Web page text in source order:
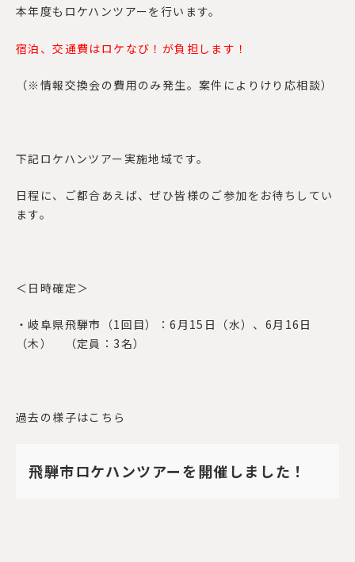
本年度もロケハンツアーを行います。
宿泊、交通費はロケなび！が負担します！
（※情報交換会の費用のみ発生。案件によりけり応相談）
下記ロケハンツアー実施地域です。
日程に、ご都合あえば、ぜひ皆様のご参加をお待ちしてい
ます。
＜日時確定＞
・岐阜県飛騨市（1回目）：6 月 15 日（水）、 6月 16 日
（木） （定員： 3名）
過去の様子はこちら